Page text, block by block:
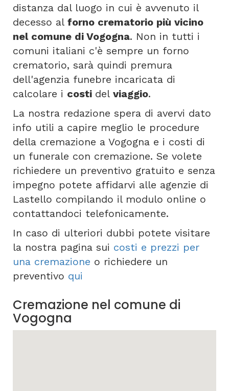
distanza dal luogo in cui è avvenuto il
decesso al forno crematorio più vicino
nel comune di Vogogna. Non in tutti i
comuni italiani c'è sempre un forno
crematorio, sarà quindi premura
dell'agenzia funebre incaricata di
calcolare i costi del viaggio.
La nostra redazione spera di avervi dato
info utili a capire meglio le procedure
della cremazione a Vogogna e i costi di
un funerale con cremazione. Se volete
richiedere un preventivo gratuito e senza
impegno potete affidarvi alle agenzie di
Lastello compilando il modulo online o
contattandoci telefonicamente.
In caso di ulteriori dubbi potete visitare
la nostra pagina sui costi e prezzi per
una cremazione o richiedere un
preventivo qui
Cremazione nel comune di
Vogogna